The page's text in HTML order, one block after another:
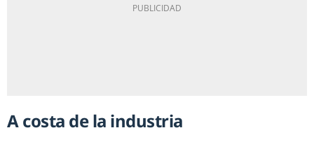
A costa de la industria